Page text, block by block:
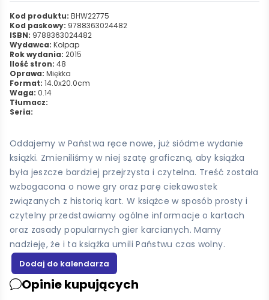
Kod produktu: BHW22775
Kod paskowy: 9788363024482
ISBN: 9788363024482
Wydawca: Kolpap
Rok wydania: 2015
Ilość stron: 48
Oprawa: Miękka
Format: 14.0x20.0cm
Waga: 0.14
Tłumacz:
Seria:
Oddajemy w Państwa ręce nowe, już siódme wydanie
książki. Zmieniliśmy w niej szatę graficzną, aby książka
była jeszcze bardziej przejrzysta i czytelna. Treść została
wzbogacona o nowe gry oraz parę ciekawostek
związanych z historią kart. W książce w sposób prosty i
czytelny przedstawiamy ogólne informacje o kartach
oraz zasady popularnych gier karcianych. Mamy
nadzieję, że i ta książka umili Państwu czas wolny.
Opinie kupujących